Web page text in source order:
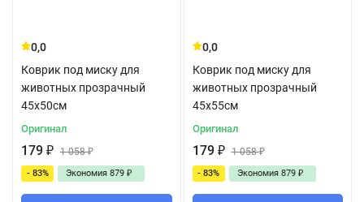
0,0
Коврик под миску для
животных прозрачный
45x50см
Оригинал
179 ₽ 1 058₽
- 83% Экономия 879 ₽
0,0
Коврик под миску для
животных прозрачный
45x55см
Оригинал
179 ₽ 1 058₽
- 83% Экономия 879 ₽